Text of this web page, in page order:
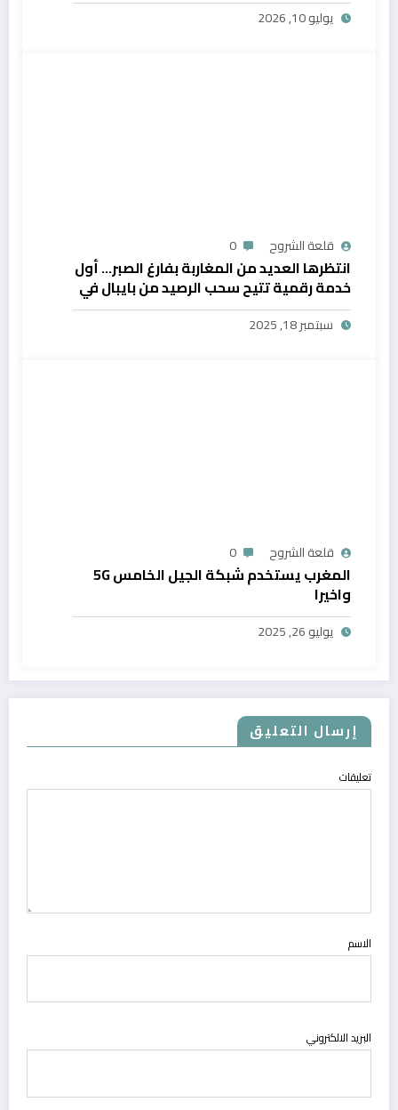
يوليو 10, 2026
قلعة الشروح 0
انتظرها العديد من المغاربة بفارغ الصبر… أول
خدمة رقمية تتيح سحب الرصيد من بايبال في
المغرب
سبتمبر 18, 2025
قلعة الشروح 0
المغرب يستخدم شبكة الجيل الخامس 5G
واخيرا
يوليو 26, 2025
إرسال التعليق
تعليقات
الاسم
البريد الالكتروني